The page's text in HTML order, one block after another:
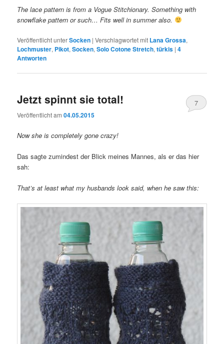
The lace pattern is from a Vogue Stitchionary. Something with
snowflake pattern or such… Fits well in summer also.
Veröffentlicht unterSocken |Verschlagwortet mit Lana Grossa,
Lochmuster, Pikot,Socken,Solo Cotone Stretch,türkis |4
Antworten
Jetzt spinnt sie total!
Veröffentlicht am04.05.2015
7
Now she is completely gone crazy!
Das sagte zumindest der Blick meines Mannes, als er das hier
sah:
That’s at least what my husbands look said, when he saw this: